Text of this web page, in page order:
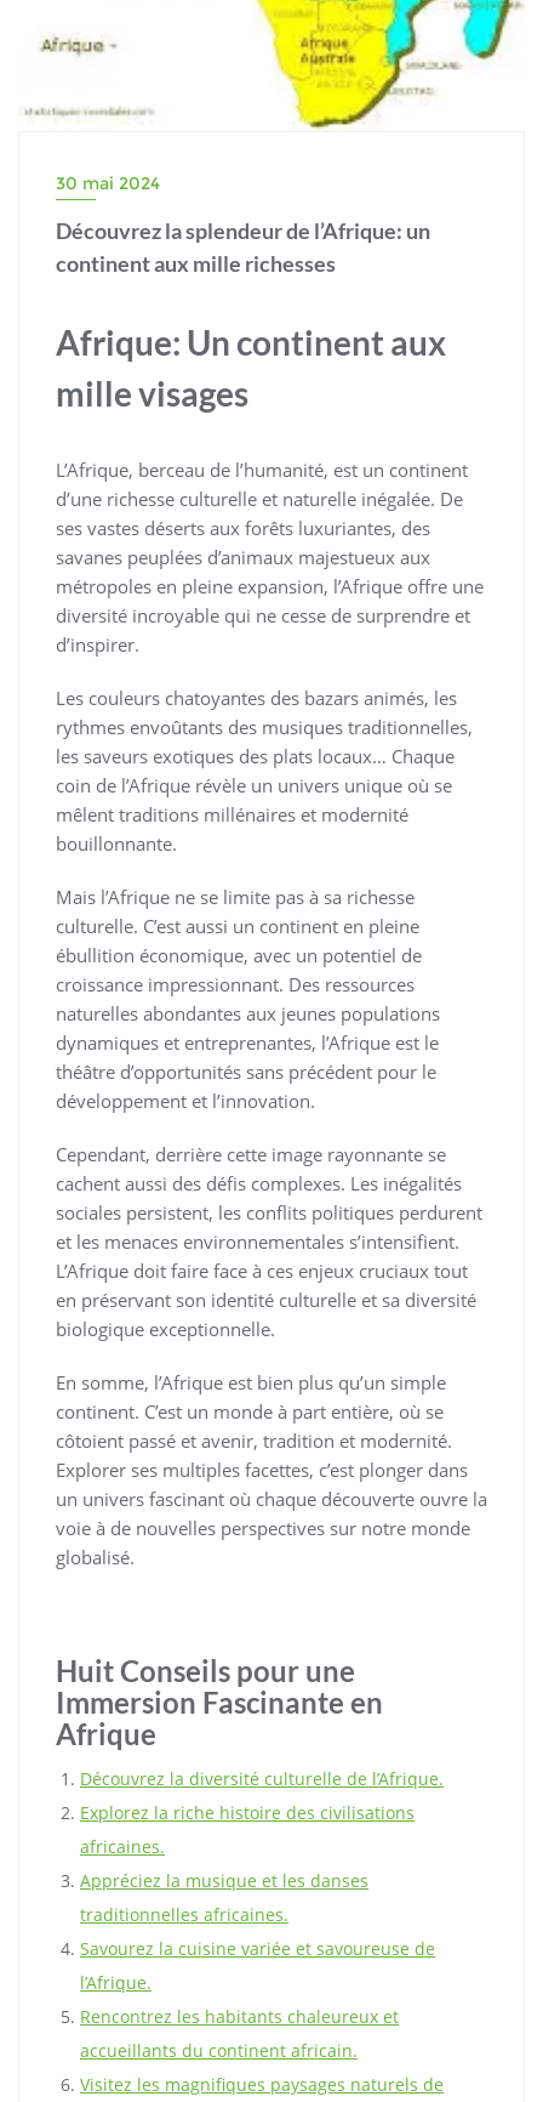
30 mai 2024
Découvrez la splendeur de l’Afrique: un
continent aux mille richesses
Afrique: Un continent aux
mille visages
L’Afrique, berceau de l’humanité, est un continent
d’une richesse culturelle et naturelle inégalée. De
ses vastes déserts aux forêts luxuriantes, des
savanes peuplées d’animaux majestueux aux
métropoles en pleine expansion, l’Afrique offre une
diversité incroyable qui ne cesse de surprendre et
d’inspirer.
Les couleurs chatoyantes des bazars animés, les
rythmes envoûtants des musiques traditionnelles,
les saveurs exotiques des plats locaux… Chaque
coin de l’Afrique révèle un univers unique où se
mêlent traditions millénaires et modernité
bouillonnante.
Mais l’Afrique ne se limite pas à sa richesse
culturelle. C’est aussi un continent en pleine
ébullition économique, avec un potentiel de
croissance impressionnant. Des ressources
naturelles abondantes aux jeunes populations
dynamiques et entreprenantes, l’Afrique est le
théâtre d’opportunités sans précédent pour le
développement et l’innovation.
Cependant, derrière cette image rayonnante se
cachent aussi des défis complexes. Les inégalités
sociales persistent, les conflits politiques perdurent
et les menaces environnementales s’intensifient.
L’Afrique doit faire face à ces enjeux cruciaux tout
en préservant son identité culturelle et sa diversité
biologique exceptionnelle.
En somme, l’Afrique est bien plus qu’un simple
continent. C’est un monde à part entière, où se
côtoient passé et avenir, tradition et modernité.
Explorer ses multiples facettes, c’est plonger dans
un univers fascinant où chaque découverte ouvre la
voie à de nouvelles perspectives sur notre monde
globalisé.
Huit Conseils pour une
Immersion Fascinante en
Afrique
Découvrez la diversité culturelle de l’Afrique.
Explorez la riche histoire des civilisations
africaines.
Appréciez la musique et les danses
traditionnelles africaines.
Savourez la cuisine variée et savoureuse de
l’Afrique.
Rencontrez les habitants chaleureux et
accueillants du continent africain.
Visitez les magnifiques paysages naturels de